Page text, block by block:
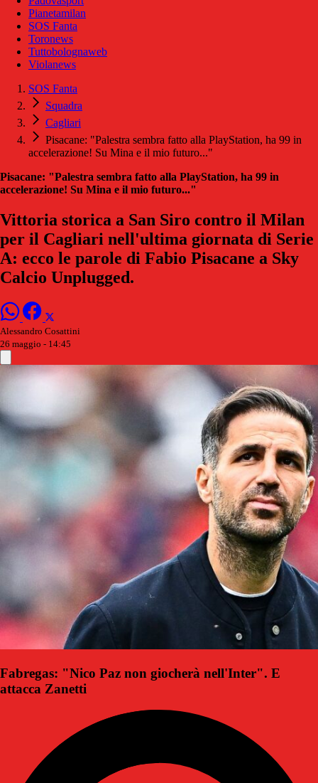
Pianetamilan
SOS Fanta
Toronews
Tuttobolognaweb
Violanews
SOS Fanta
Squadra
Cagliari
Pisacane: "Palestra sembra fatto alla PlayStation, ha 99 in
accelerazione! Su Mina e il mio futuro..."
Pisacane: "Palestra sembra fatto alla PlayStation, ha 99 in
accelerazione! Su Mina e il mio futuro..."
Vittoria storica a San Siro contro il Milan
per il Cagliari nell'ultima giornata di Serie
A: ecco le parole di Fabio Pisacane a Sky
Calcio Unplugged.
Alessandro Cosattini
26 maggio - 14:45
Fabregas: "Nico Paz non giocherà nell'Inter". E
attacca Zanetti